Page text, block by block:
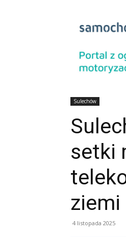
Sulechów
setki
ziemi
4 listopada 2025